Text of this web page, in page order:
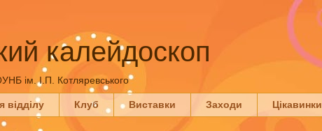
калейдоскоп
ім. І.П. Котляревського
відділу Клуб Виставки Заходи Цікавинки